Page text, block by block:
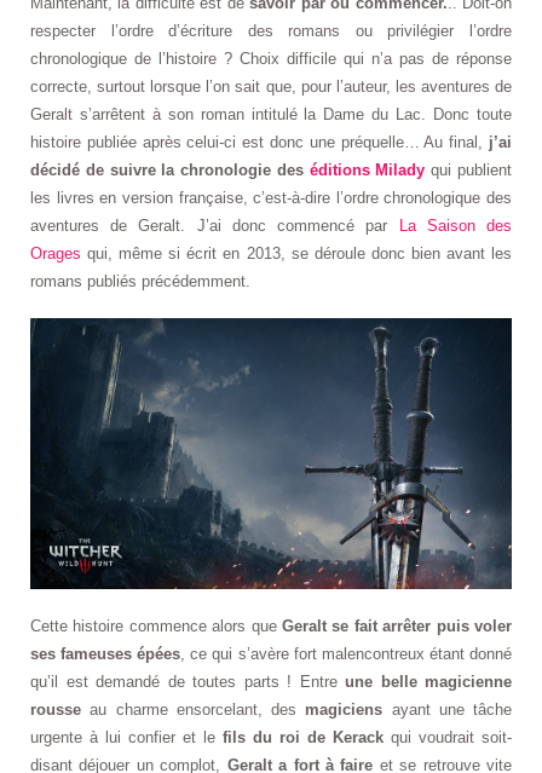
respecter l’ordre d’écriture des romans ou privilégier l’ordre
chronologique de l’histoire ? Choix difficile qui n’a pas de réponse
correcte, surtout lorsque l’on sait que, pour l’auteur, les aventures de
Geralt s’arrêtent à son roman intitulé la Dame du Lac. Donc toute
histoire publiée après celui-ci est donc une préquelle… Au final, j’ai
décidé de suivre la chronologie des éditions Milady qui publient
les livres en version française, c’est-à-dire l’ordre chronologique des
aventures de Geralt. J’ai donc commencé par
La Saison des
Orages qui, même si écrit en 2013, se déroule donc bien avant les
romans publiés précédemment.
Cette histoire commence alors que Geralt se fait arrêter puis voler
ses fameuses épées, ce qui s’avère fort malencontreux étant donné
qu’il est demandé de toutes parts ! Entre une belle magicienne
rousse au charme ensorcelant, des magiciens ayant une tâche
urgente à lui confier et le fils du roi de Kerack qui voudrait soit-
disant déjouer un complot, Geralt a fort à faire et se retrouve vite